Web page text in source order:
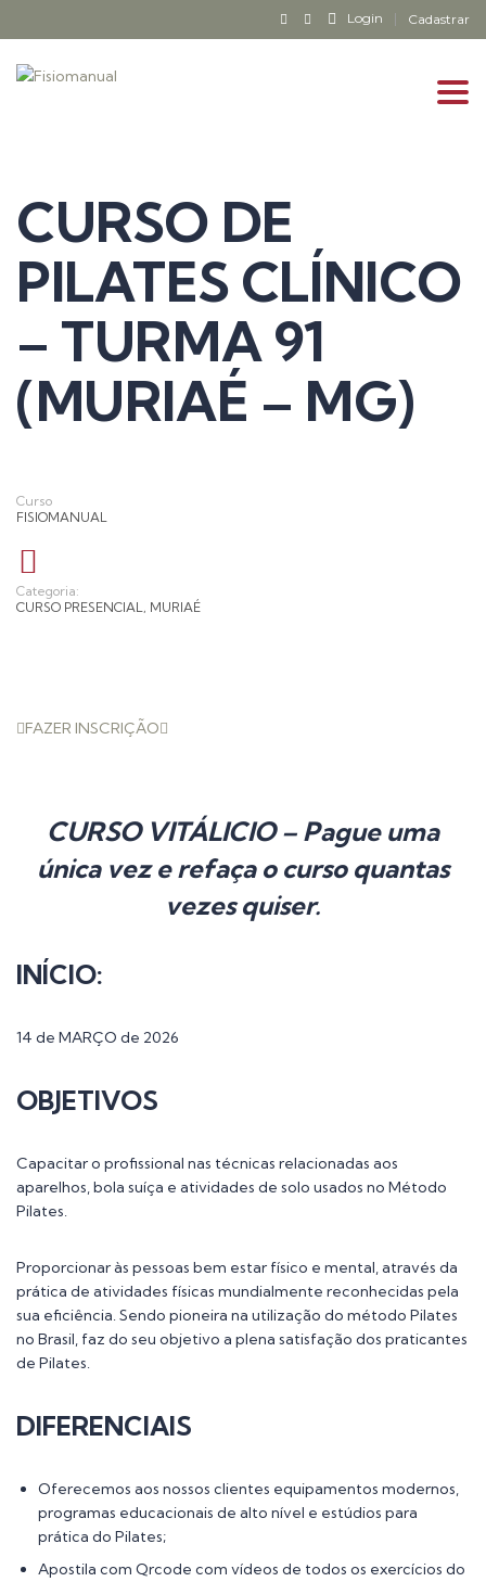
Login Cadastrar
CURSO DE
PILATES CLÍNICO
– TURMA 91
(MURIAÉ – MG)
Curso
FISIOMANUAL
Categoria:
CURSO PRESENCIAL, MURIAÉ
FAZER INSCRIÇÃO
CURSO VITÁLICIO – Pague uma
única vez e refaça o curso quantas
vezes quiser.
INÍCIO:
14 de MARÇO de 2026
OBJETIVOS
Capacitar o profissional nas técnicas relacionadas aos
aparelhos, bola suíça e atividades de solo usados no Método
Pilates.
Proporcionar às pessoas bem estar físico e mental, através da
prática de atividades físicas mundialmente reconhecidas pela
sua eficiência. Sendo pioneira na utilização do método Pilates
no Brasil, faz do seu objetivo a plena satisfação dos praticantes
de Pilates.
DIFERENCIAIS
Oferecemos aos nossos clientes equipamentos modernos,
programas educacionais de alto nível e estúdios para
prática do Pilates;
Apostila com Qrcode com vídeos de todos os exercícios do